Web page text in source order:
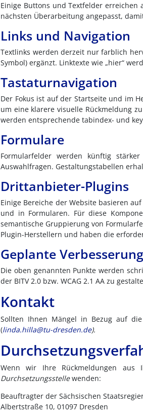
Einige Buttons und Textfelder
nächsten Überarbeitung angepasst,
Links und Navigation
Textlinks werden derzeit nur farblich
Symbol) ergänzt. Linktexte wie „hier“
Tastaturnavigation
Der Fokus ist auf der Startseite und im
um eine klarere visuelle Rückmeldung
werden entsprechende tabindex- und
Formulare
Formularfelder werden künftig
Auswahlfragen. Gestaltungstabellen
Drittanbieter-Plugins
Einige Bereiche der Website basieren
und in Formularen. Für diese
semantische Gruppierung von
Plugin-Herstellern und haben die
Geplante
Die oben genannten Punkte werden
der BITV 2.0 bzw. WCAG 2.1 AA zu
Kontakt
Sollten Ihnen Mängel in Bezug auf
(linda.hilla@tu-dresden.de).
Wenn wir Ihre Rückmeldungen
Durchsetzungsstellewenden:
Beauftragter der Sächsischen
Albertstraße 10, 01097 Dresden